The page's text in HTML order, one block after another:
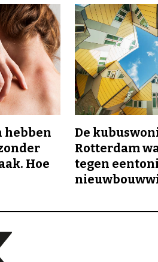
hebben
Hoe
De
Rotterdam
tegen